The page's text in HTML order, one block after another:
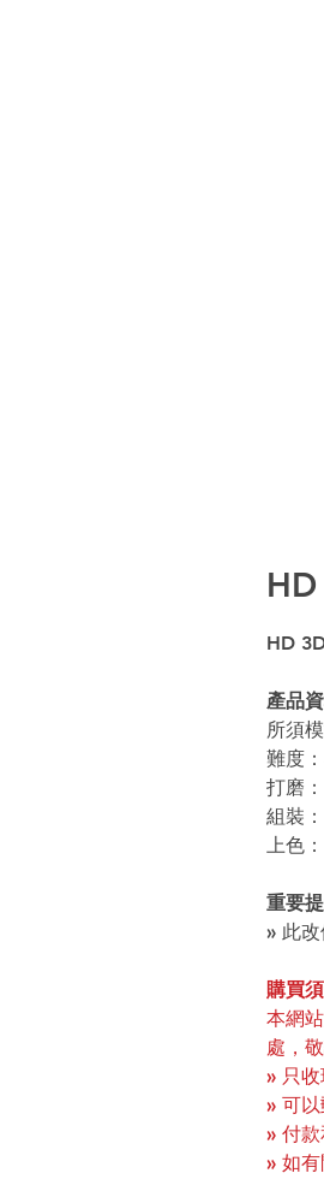
HD
產品
所須
難度
打磨
組裝
上色
重要
» 此
購買
本網
處，
» 只
» 可
» 付
» 如